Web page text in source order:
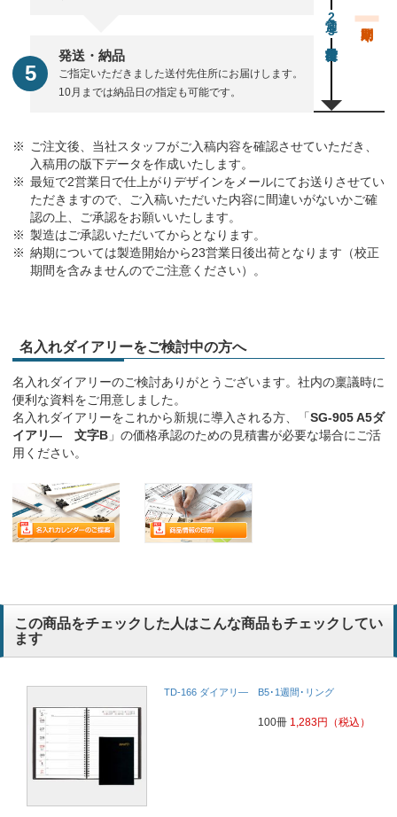
発送・納品
ご指定いただきました送付先住所にお届けします。
10月までは納品日の指定も可能です。
通常23営業日後出荷
ご注文後、当社スタッフがご入稿内容を確認させていただき、
入稿用の版下データを作成いたします。
最短で2営業日で仕上がりデザインをメールにてお送りさせてい
ただきますので、ご入稿いただいた内容に間違いがないかご確
認の上、ご承認をお願いいたします。
製造はご承認いただいてからとなります。
納期については製造開始から23営業日後出荷となります（校正
期間を含みませんのでご注意ください）。
名入れダイアリーをご検討中の方へ
名入れダイアリーのご検討ありがとうございます。社内の稟議時に
便利な資料をご用意しました。
名入れダイアリーをこれから新規に導入される方、「SG-905 A5ダ
イアリ― 文字B 」の価格承認のための見積書が必要な場合にご活
用ください。
この商品をチェックした人はこんな商品もチェックしてい
ます
TD-166 ダイアリ― B5･1週間･リング
100冊 1,283円 （税込）